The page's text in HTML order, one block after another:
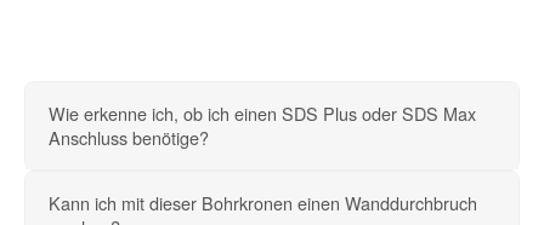
Wie erkenne ich, ob ich einen SDS Plus oder SDS Max
Anschluss benötige?
Kann ich mit dieser Bohrkronen einen Wanddurchbruch